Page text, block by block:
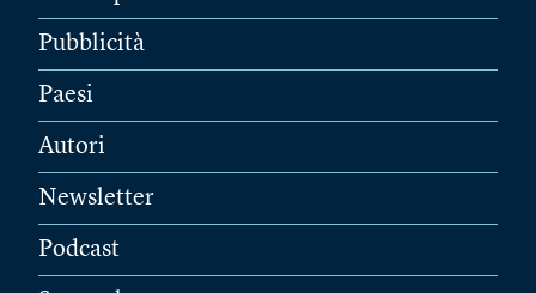
Pubblicità
Paesi
Autori
Newsletter
Podcast